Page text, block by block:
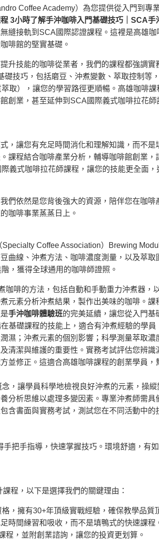
Coffee Academy）為您提供從入門到專
3小時了解手沖咖啡入門基礎技巧｜SCA手
縫接軌到SCA國際認證課程。這裡是高雄
啡館的堅實基礎。
升技能的咖啡從業者，我們的課程都強調實
技巧，包括磨豆、沖煮變數、萃取控制等
取），讓您的學習路徑更順暢。高雄咖啡課
創業，甚至延伸到SCA國際義式咖啡拉花
，讓您有充足時間消化和理解知識，而不是
課程結合咖啡產業分析，輔導咖啡館創業，
義式咖啡拉花師課程，讓您的技能更全面
們依然是您背後強大的資源，陪伴您在咖啡
咖啡事業蒸蒸日上。
Coffee Association）Brewing
曲線、沖煮方法、咖啡濃度測量，以及萃取
，獲得全球通用的咖啡師證照。
咖啡的方法，包括自動和手動重力沖煮器，
元素分析沖煮結果，製作出美味的咖啡。課
手沖咖啡體驗班的完美延續，讓您從入門基
基礎課程的技能上，適合有沖煮經驗的學
濕；沖煮元素的個別影響；科學測量萃取濃
清潔與維護的重要性。實務考試評估您辨
並修正。這適合高雄咖啡課程的創業學員
念，讓學員科學地檢視良好沖煮的元素，操
分析思維以處理多變因素。專業沖煮師需
含書面與實務考試，測試您在不同活動中的
把手指導，快速掌握技巧。環境舒適，有
程，以下是選擇我們的關鍵理由：
，擁有30+年頂級實戰經驗，確保教學品質
時間練習和吸收，而不是填鴨式的快速課程
程，並附創業諮詢，讓您的投資更划算。